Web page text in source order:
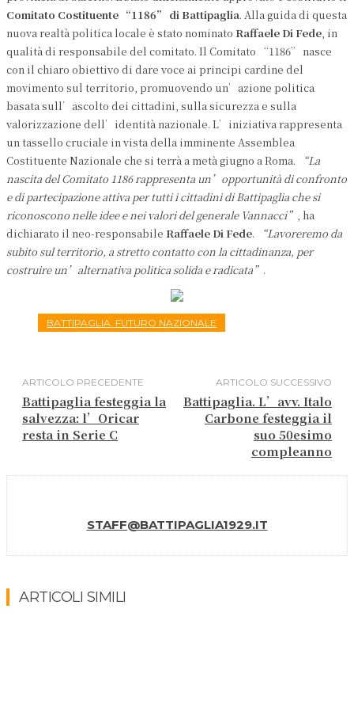
Comitato Costituente “1186” di Battipaglia. Alla guida di questa
nuova realtà politica locale è stato nominato Raffaele Di Fede, in
qualità di responsabile del comitato. Il Comitato “1186” nasce
con il chiaro obiettivo di dare voce ai principi cardine del
movimento sul territorio, promuovendo un’azione politica
basata sull’ascolto dei cittadini, sulla sicurezza e sulla
valorizzazione dell’identità nazionale. L’iniziativa rappresenta
un tassello cruciale in vista della imminente Assemblea
Costituente Nazionale che si terrà a metà giugno a Roma.
“La
nascita del Comitato 1186 rappresenta un’opportunità di confronto
e di partecipazione attiva per tutti i cittadini di Battipaglia che si
riconoscono nelle idee e nei valori del generale Vannacci” , ha
dichiarato il neo-responsabile Raffaele Di Fede.
“Lavoreremo da
subito sul territorio, a stretto contatto con la cittadinanza, per
costruire un’alternativa politica solida e radicata” .
BATTIPAGLIA. FUTURO NAZIONALE
ARTICOLO PRECEDENTE
Battipaglia festeggia la
salvezza: l’Oricar
resta in Serie C
ARTICOLO SUCCESSIVO
Battipaglia. L’avv. Italo
Carbone festeggia il
suo 50esimo
compleanno
STAFF@BATTIPAGLIA1929.IT
ARTICOLI SIMILI